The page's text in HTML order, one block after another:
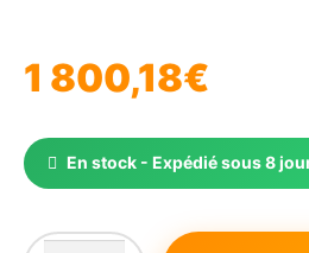
1 800,18€
En stock - Expédié sous 8